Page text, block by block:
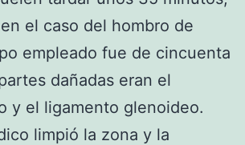
el caso del hombro de
empleado fue de cincuenta
dañadas eran el
y el ligamento glenoideo.
limpió la zona y la